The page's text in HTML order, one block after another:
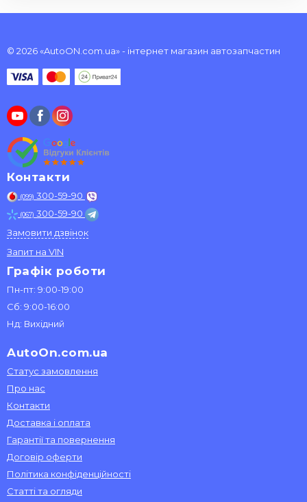
© 2026 «AutoON.com.ua» - інтернет магазин автозапчастин
Контакти
(099) 300-59-90
(067) 300-59-90
Замовити дзвінок
Запит на VIN
Графік роботи
Пн-пт: 9:00-19:00
Сб: 9:00-16:00
Нд: Вихідний
AutoOn.com.ua
Статус замовлення
Про нас
Контакти
Доставка і оплата
Гарантії та повернення
Договір оферти
Політика конфіденційності
Статті та огляди